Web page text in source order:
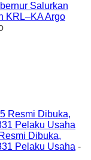
Salurkan
KRL–KA Argo
Dibuka,
Pelaku Usaha -